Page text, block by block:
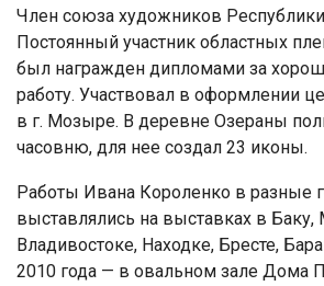
Член союза художников
Постоянный участник областных
был награжден дипломами за
работу. Участвовал в оформлении
в г. Мозыре. В деревне Озераны
часовню, для нее создал 23 иконы.
Работы Ивана Короленко в разные
выставлялись на выставках в Баку,
Владивостоке, Находке, Бресте,
2010 года — в овальном зале Дома